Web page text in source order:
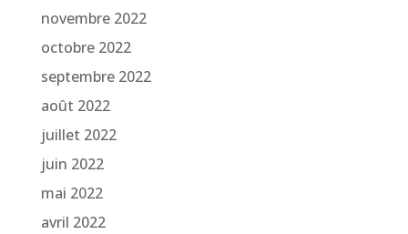
novembre 2022
octobre 2022
septembre 2022
août 2022
juillet 2022
juin 2022
mai 2022
avril 2022